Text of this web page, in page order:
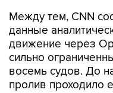
Между тем, CNN
данные
движение через
сильно
восемь судов. До
пролив проходило